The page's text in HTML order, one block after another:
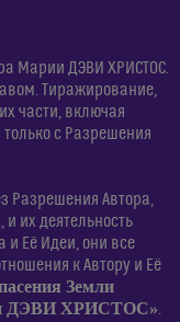
Марии ДЭВИ ХРИСТОС.
Тиражирование,
части, включая
с Разрешения
Разрешения Автора,
их деятельность
и Её Идеи, они все
к Автору и Её
Земли
ДЭВИ ХРИСТОС».